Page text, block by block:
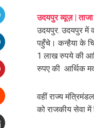
उदयपुर व्यूज़ |
उदयपुर. उदयपुर में
पहुँचे। कन्हैया के
1 लाख रुपये की
रुपए की आर्थिक
वहीं राज्य
को राजकीय सेवा में